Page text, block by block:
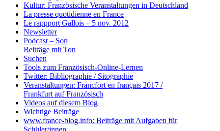
Kultur: Französische Veranstaltungen in Deutschland
La presse quotidienne en France
Le rappport Gallois – 5 nov. 2012
Newsletter
Podcast – Son
Beiträge mit Ton
Suchen
Tools zum Französisch-Online-Lernen
Twitter: Bibliographie / Sitographie
Veranstaltungen: Francfort en français 2017 /
Frankfurt auf Französisch
Videos auf diesem Blog
Wichtige Beiträge
www.france-blog.info: Beiträge mit Aufgaben für
Schüler/innen